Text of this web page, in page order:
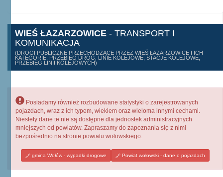
WIEŚ ŁAZARZOWICE - TRANSPORT I
KOMUNIKACJA
(DROGI PUBLICZNE PRZECHODZĄCE PRZEZ WIEŚ ŁAZARZOWICE I ICH
KATEGORIE, PRZEBIEG DRÓG, LINIE KOLEJOWE, STACJE KOLEJOWE,
PRZEBIEG LINII KOLEJOWYCH)
Posiadamy również rozbudowane statystyki o zarejestrowanych
pojazdach, wraz z ich typem, wiekiem oraz wieloma innymi cechami.
Niestety dane te nie są dostępne dla jednostek administracyjnych
mniejszych od powiatów. Zapraszamy do zapoznania się z nimi
bezpośrednio na stronie powiatu wołowskiego.
gmina Wołów - wypadki drogowe Powiat wołowski - dane o pojazdach